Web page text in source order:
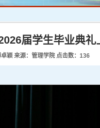
届学生毕业典礼
颖 来源：管理学院 点击数： 136